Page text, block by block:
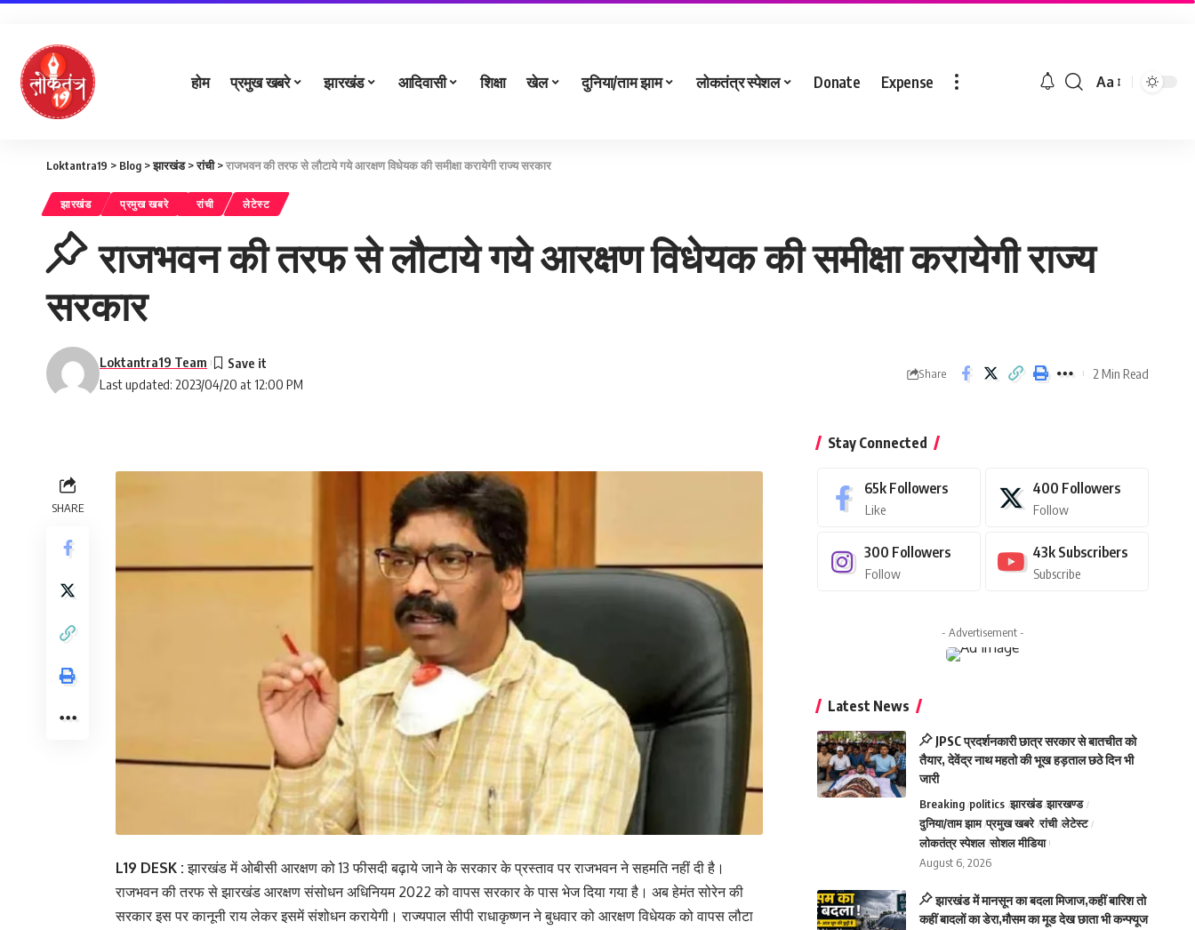
होम प्रमुख खबरे झारखंड आदिवासी शिक्षा खेल दुनिया/ताम झाम लोकतंत्र स्पेशल Donate Expense Aa
Loktantra19 > Blog >झारखंड>रांची>राजभवन की तरफ से लौटाये गये आरक्षण विधेयक की समीक्षा करायेगी राज्य सरकार
झारखंड प्रमुख खबरे रांची लेटेस्ट
राजभवन की तरफ से लौटाये गये आरक्षण विधेयक की समीक्षा करायेगी राज्य
सरकार
Last updated: 2023/04/20 at 12:00 PM
Loktantra19 Team
Share 2 Min Read
SHARE
L19 DESK : झारखंड में ओबीसी आरक्षण को 13 फीसदी बढ़ाये जाने के सरकार के प्रस्ताव पर राजभवन ने सहमति नहीं दी है।
राजभवन की तरफ से झारखंड आरक्षण संसोधन अधिनियम 2022 को वापस सरकार के पास भेज दिया गया है। अब हेमंत सोरेन की
सरकार इस पर कानूनी राय लेकर इसमें संशोधन करायेगी। राज्यपाल सीपी राधाकृष्णन ने बुधवार को आरक्षण विधेयक को वापस लौटा
Stay Connected
65k Followers
Like
400 Followers
Follow
300 Followers
Follow
43k Subscribers
Subscribe
- Advertisement -
Latest News
JPSC प्रदर्शनकारी छात्र सरकार से बातचीत को
तैयार, देवेंद्र नाथ महतो की भूख हड़ताल छठे दिन भी
जारी
Breaking politics झारखंड झारखण्ड
दुनिया/ताम झाम प्रमुख खबरे रांची लेटेस्ट
लोकतंत्र स्पेशल सोशल मीडिया
August 6, 2026
झारखंड में मानसून का बदला मिजाज,कहीं बारिश तो
कहीं बादलों का डेरा,मौसम का मूड देख छाता भी कन्फ्यूज